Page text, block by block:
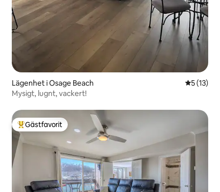
Lägenhet i Osage Beach 5 av 5 i
5 (13)
Mysigt, lugnt, vackert!
Populär gästfavorit
Gästfavorit